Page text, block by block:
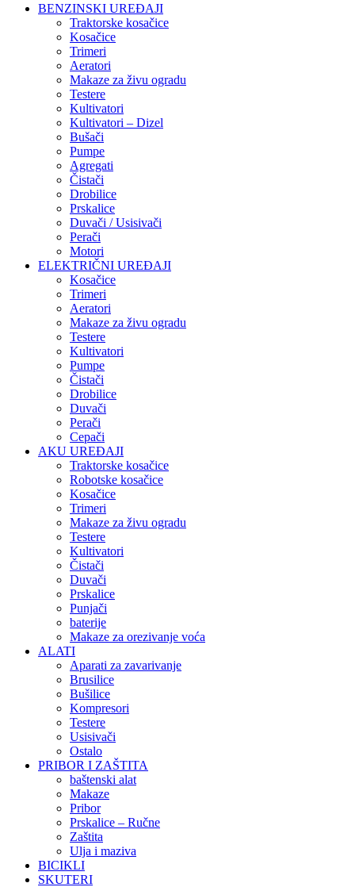
BENZINSKI UREĐAJI
Traktorske kosačice
Kosačice
Trimeri
Aeratori
Makaze za živu ogradu
Testere
Kultivatori
Kultivatori – Dizel
Bušači
Pumpe
Agregati
Čistači
Drobilice
Prskalice
Duvači / Usisivači
Perači
Motori
ELEKTRIČNI UREĐAJI
Kosačice
Trimeri
Aeratori
Makaze za živu ogradu
Testere
Kultivatori
Pumpe
Čistači
Drobilice
Duvači
Perači
Cepači
AKU UREĐAJI
Traktorske kosačice
Robotske kosačice
Kosačice
Trimeri
Makaze za živu ogradu
Testere
Kultivatori
Čistači
Duvači
Prskalice
Punjači
baterije
Makaze za orezivanje voća
ALATI
Aparati za zavarivanje
Brusilice
Bušilice
Kompresori
Testere
Usisivači
Ostalo
PRIBOR I ZAŠTITA
baštenski alat
Makaze
Pribor
Prskalice – Ručne
Zaštita
Ulja i maziva
BICIKLI
SKUTERI